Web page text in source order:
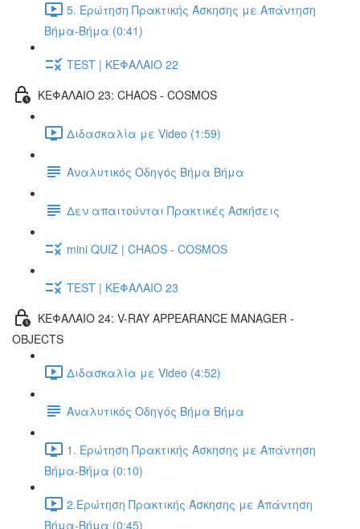
5. Ερώτηση Πρακτικής Άσκησης με Απάντηση
Βήμα-Βήμα (0:41)
TEST | ΚΕΦΑΛΑΙΟ 22
ΚΕΦΑΛΑΙΟ 23: CHAOS - COSMOS
Διδασκαλία με Video (1:59)
Αναλυτικός Οδηγός Βήμα Βήμα
Δεν απαιτούνται Πρακτικές Ασκήσεις
mini QUIZ | CHAOS - COSMOS
TEST | ΚΕΦΑΛΑΙΟ 23
ΚΕΦΑΛΑΙΟ 24: V-RAY APPEARANCE MANAGER -
OBJECTS
Διδασκαλία με Video (4:52)
Αναλυτικός Οδηγός Βήμα Βήμα
1. Ερώτηση Πρακτικής Άσκησης με Απάντηση
Βήμα-Βήμα (0:10)
2.Ερώτηση Πρακτικής Άσκησης με Απάντηση
Βήμα-Βήμα (0:45)